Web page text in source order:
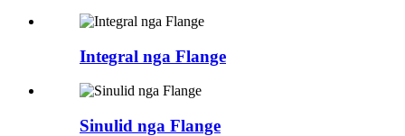
Integral nga Flange
Sinulid nga Flange